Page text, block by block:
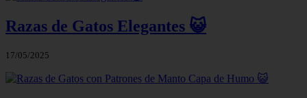
Razas de Gatos Elegantes 😺
17/05/2025